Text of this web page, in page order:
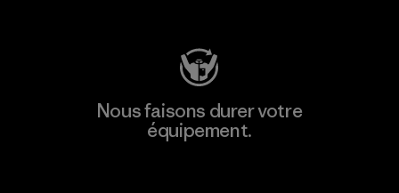
Nous faisons durer votre
équipement.